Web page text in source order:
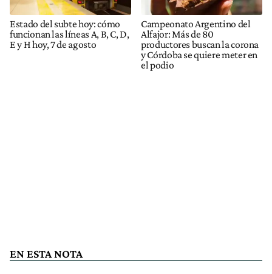
Estado del subte hoy: cómo
funcionan las líneas A, B, C, D,
E y H hoy, 7 de agosto
Campeonato Argentino del
Alfajor: Más de 80
productores buscan la corona
y Córdoba se quiere meter en
el podio
EN ESTA NOTA